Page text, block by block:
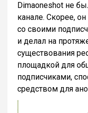
Dimaoneshot не
канале. Скорее,
со своими
и делал на
существования
площадкой для
подписчиками,
средством для